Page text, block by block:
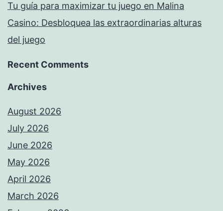
Tu guía para maximizar tu juego en Malina
Casino: Desbloquea las extraordinarias alturas
del juego
Recent Comments
Archives
August 2026
July 2026
June 2026
May 2026
April 2026
March 2026